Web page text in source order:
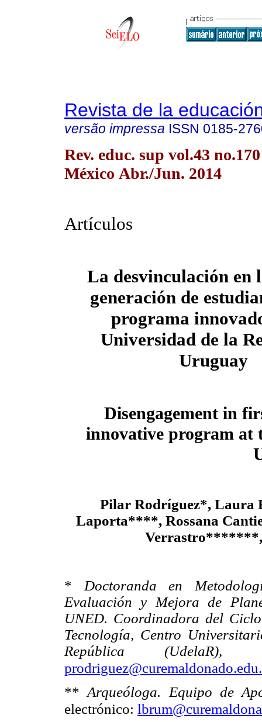
Revista de la
versão impressa ISSN 0185-
Rev. educ. sup vol.43
México Abr./Jun. 2014
Artículos
La desvinculación en
generación de
programa
Universidad de la
Uruguay
Disengagement in
innovative program at
Pilar Rodríguez*,
Laporta****, Rossana
* Doctoranda en
Evaluación y Mejora de
UNED. Coordinadora del
Tecnología, Centro
República
**Arqueóloga. Equipo de
electrónico: